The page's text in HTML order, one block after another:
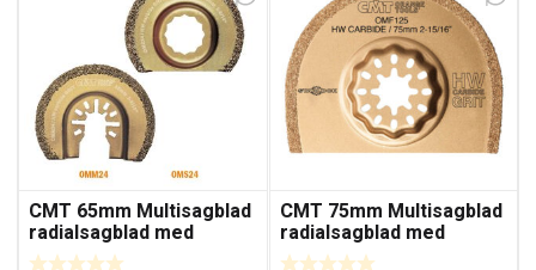
CMT 65mm Multisagblad
radialsagblad med
karbidkorn
CMT 75mm Multisagblad
radialsagblad med
karbidkorn